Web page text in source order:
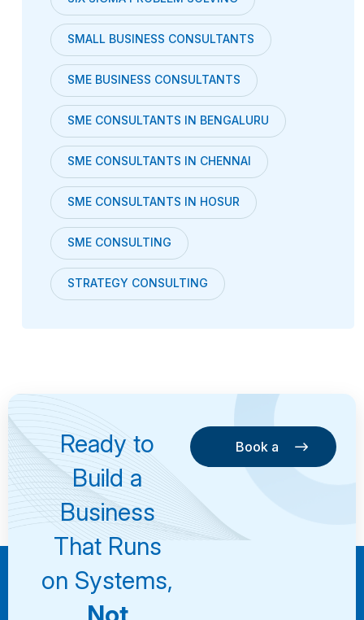
SMALL BUSINESS CONSULTANTS
SME BUSINESS CONSULTANTS
SME CONSULTANTS IN BENGALURU
SME CONSULTANTS IN CHENNAI
SME CONSULTANTS IN HOSUR
SME CONSULTING
STRATEGY CONSULTING
Ready to
Build a
Business
That Runs
on Systems,
Not
Book a
Consultation
Book a